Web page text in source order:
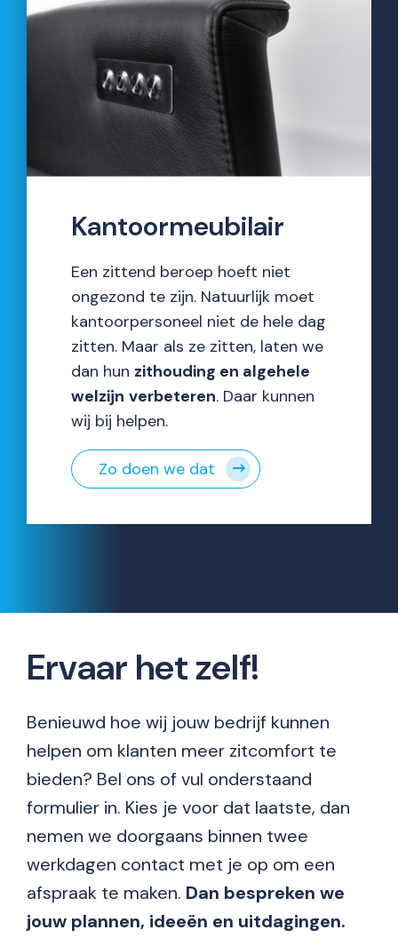
Kantoormeubilair
Een zittend beroep hoeft niet
ongezond te zijn. Natuurlijk moet
kantoorpersoneel niet de hele dag
zitten. Maar als ze zitten, laten we
dan hun zithouding en algehele
welzijn verbeteren. Daar kunnen
wij bij helpen.
Zo doen we dat
Ervaar het zelf!
Benieuwd hoe wij jouw bedrijf kunnen
helpen om klanten meer zitcomfort te
bieden? Bel ons of vul onderstaand
formulier in. Kies je voor dat laatste, dan
nemen we doorgaans binnen twee
werkdagen contact met je op om een
afspraak te maken. Dan bespreken we
jouw plannen, ideeën en uitdagingen.